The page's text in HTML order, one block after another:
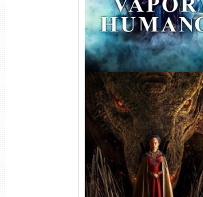
A Casa do Dragão 1ª
Temporada Torrent
WEB-DL 720p/1080p
Áudio